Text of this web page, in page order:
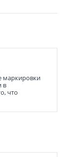
маркировки
в
что